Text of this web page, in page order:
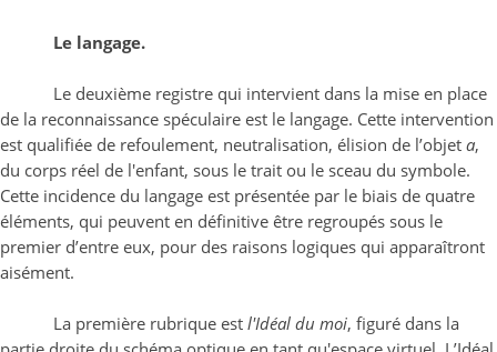
Le langage.
Le deuxième registre qui intervient dans la mise en place
de la reconnaissance spéculaire est le langage. Cette intervention
est qualifiée de refoulement, neutralisation, élision de l’objeta,
du corps réel de l'enfant, sous le trait ou le sceau du symbole.
Cette incidence du langage est présentée par le biais de quatre
éléments, qui peuvent en définitive être regroupés sous le
premier d’entre eux, pour des raisons logiques qui apparaîtront
aisément.
La première rubrique estl'Idéal du moi, figuré dans la